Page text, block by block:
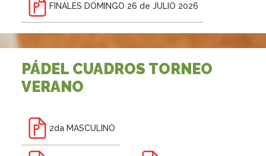
FINALES DOMINGO 26 de JULIO 2026
PÁDEL CUADROS TORNEO
VERANO
2da MASCULINO